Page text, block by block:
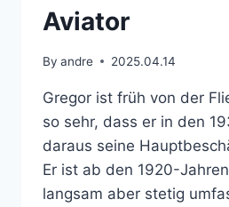
Aviator
By andre 2025.04.14
Gregor ist früh von der
so sehr, dass er in den
daraus seine
Er ist ab den 1920-
langsam aber stetig